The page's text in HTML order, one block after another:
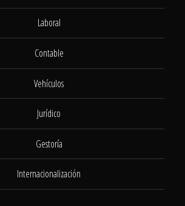
Laboral
Contable
Vehículos
Jurídico
Gestoría
Internacionalización